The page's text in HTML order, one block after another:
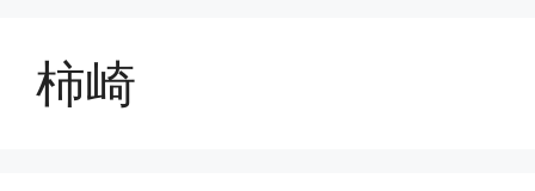
柿崎